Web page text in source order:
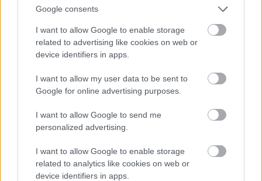
Google consents
I want to allow Google to enable storage
related to advertising like cookies on web or
device identifiers in apps.
I want to allow my user data to be sent to
Google for online advertising purposes.
I want to allow Google to send me
personalized advertising.
I want to allow Google to enable storage
related to analytics like cookies on web or
device identifiers in apps.